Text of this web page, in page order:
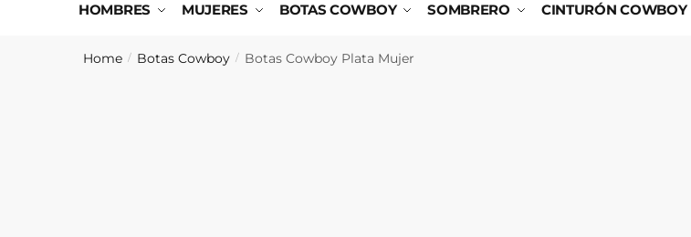
HOMBRES MUJERES BOTAS COWBOY SOMBRERO CINTURÓN COWBOY
Home / Botas Cowboy / Botas Cowboy Plata Mujer